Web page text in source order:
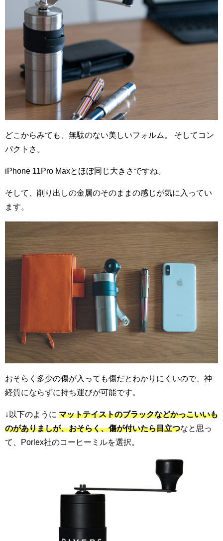
どこからみても、無駄のない美しいフォルム。 そしてコン
パクトさ。
iPhone 11Pro Maxとほぼ同じ大きさですね。
そして、削り出しの金属のそのままの感じが気に入ってい
ます。
おそらく多少の傷が入っても傷だとわかりにくいので、神
経質にならずに持ち運びが可能です。
↓以下のように マットテイストのブラックなどかっこいいも
のがありましが、おそらく、傷が付いたら目立つなと思っ
て、Porlex社のコーヒーミルを選択。